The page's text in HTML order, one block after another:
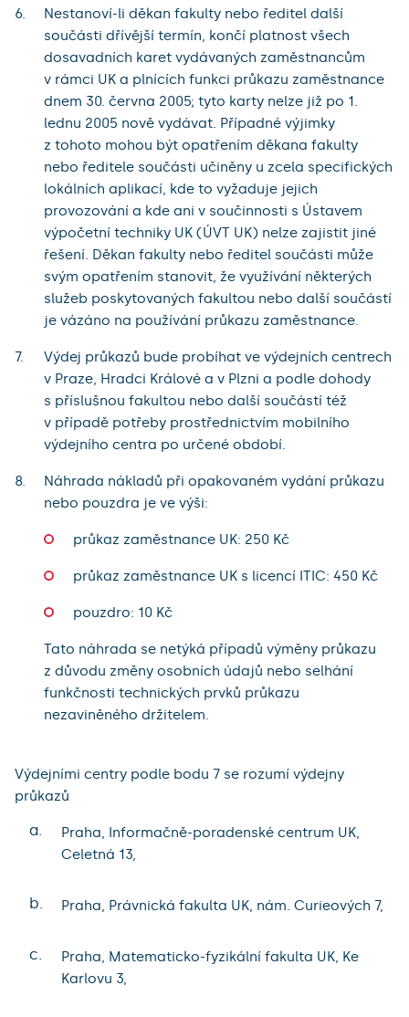
Nestanoví-li děkan fakulty nebo ředitel další
součásti dřívější termín, končí platnost všech
dosavadních karet vydávaných zaměstnancům
v rámci UK a plnících funkci průkazu zaměstnance
dnem 30. června 2005; tyto karty nelze již po 1.
lednu 2005 nově vydávat. Případné výjimky
z tohoto mohou být opatřením děkana fakulty
nebo ředitele součásti učiněny u zcela specifických
lokálních aplikací, kde to vyžaduje jejich
provozování a kde ani v součinnosti s Ústavem
výpočetní techniky UK (ÚVT UK) nelze zajistit jiné
řešení. Děkan fakulty nebo ředitel součásti může
svým opatřením stanovit, že využívání některých
služeb poskytovaných fakultou nebo další součástí
je vázáno na používání průkazu zaměstnance.
Výdej průkazů bude probíhat ve výdejních centrech
v Praze, Hradci Králové a v Plzni a podle dohody
s příslušnou fakultou nebo další součástí též
v případě potřeby prostřednictvím mobilního
výdejního centra po určené období.
Náhrada nákladů při opakovaném vydání průkazu
nebo pouzdra je ve výši:
průkaz zaměstnance UK: 250 Kč
průkaz zaměstnance UK s licencí ITIC: 450 Kč
pouzdro: 10 Kč
Tato náhrada se netýká případů výměny průkazu
z důvodu změny osobních údajů nebo selhání
funkčnosti technických prvků průkazu
nezaviněného držitelem.
Výdejními centry podle bodu 7 se rozumí výdejny
průkazů
a.
Praha, Informačně-poradenské centrum UK,
Celetná 13,
b. Praha, Právnická fakulta UK, nám. Curieových 7,
c.
Praha, Matematicko-fyzikální fakulta UK, Ke
Karlovu 3,